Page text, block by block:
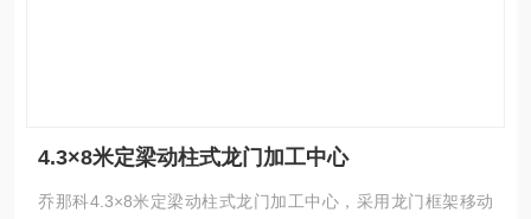
4.3×8米定梁动柱式龙门加工中心
乔那科4.3×8米定梁动柱式龙门加工中心，采用龙门框架移动